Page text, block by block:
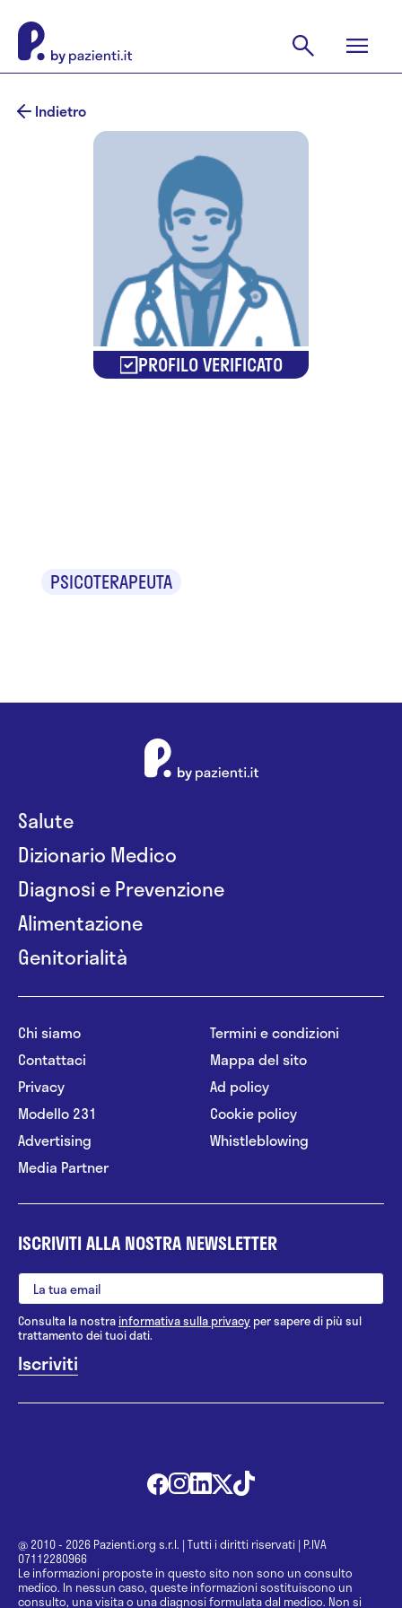
Indietro
PROFILO VERIFICATO
PSICOTERAPEUTA
Salute
Dizionario Medico
Diagnosi e Prevenzione
Alimentazione
Genitorialità
Chi siamo
Contattaci
Privacy
Modello 231
Advertising
Media Partner
Termini e condizioni
Mappa del sito
Ad policy
Cookie policy
Whistleblowing
ISCRIVITI ALLA NOSTRA NEWSLETTER
Consulta la nostrainformativa sulla privacy per sapere di più sul
trattamento dei tuoi dati.
@ 2010 - 2026 Pazienti.org s.r.l. | Tutti i diritti riservati | P.IVA
07112280966
Le informazioni proposte in questo sito non sono un consulto
medico. In nessun caso, queste informazioni sostituiscono un
consulto, una visita o una diagnosi formulata dal medico. Non si